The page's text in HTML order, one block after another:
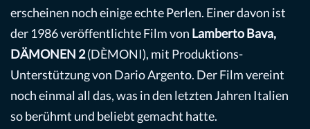
erscheinen noch einige echte Perlen. Einer davon ist
der 1986 veröffentlichte Film von Lamberto Bava,
DÄMONEN 2(DÈMONI), mit Produktions-
Unterstützung von Dario Argento. Der Film vereint
noch einmal all das, was in den letzten Jahren Italien
so berühmt und beliebt gemacht hatte.